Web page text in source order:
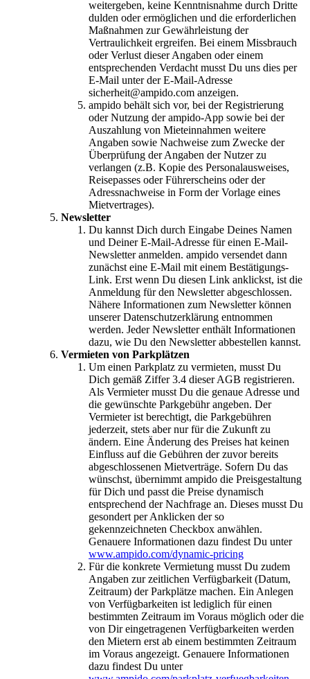
weitergeben, keine Kenntnisnahme durch Dritte
dulden oder ermöglichen und die erforderlichen
Maßnahmen zur Gewährleistung der
Vertraulichkeit ergreifen. Bei einem Missbrauch
oder Verlust dieser Angaben oder einem
entsprechenden Verdacht musst Du uns dies per
E-Mail unter der E-Mail-Adresse
sicherheit@ampido.com anzeigen.
ampido behält sich vor, bei der Registrierung
oder Nutzung der ampido-App sowie bei der
Auszahlung von Mieteinnahmen weitere
Angaben sowie Nachweise zum Zwecke der
Überprüfung der Angaben der Nutzer zu
verlangen (z.B. Kopie des Personalausweises,
Reisepasses oder Führerscheins oder der
Adressnachweise in Form der Vorlage eines
Mietvertrages).
Newsletter
Du kannst Dich durch Eingabe Deines Namen
und Deiner E-Mail-Adresse für einen E-Mail-
Newsletter anmelden. ampido versendet dann
zunächst eine E-Mail mit einem Bestätigungs-
Link. Erst wenn Du diesen Link anklickst, ist die
Anmeldung für den Newsletter abgeschlossen.
Nähere Informationen zum Newsletter können
unserer Datenschutzerklärung entnommen
werden. Jeder Newsletter enthält Informationen
dazu, wie Du den Newsletter abbestellen kannst.
Vermieten von Parkplätzen
Um einen Parkplatz zu vermieten, musst Du
Dich gemäß Ziffer 3.4 dieser AGB registrieren.
Als Vermieter musst Du die genaue Adresse und
die gewünschte Parkgebühr angeben. Der
Vermieter ist berechtigt, die Parkgebühren
jederzeit, stets aber nur für die Zukunft zu
ändern. Eine Änderung des Preises hat keinen
Einfluss auf die Gebühren der zuvor bereits
abgeschlossenen Mietverträge. Sofern Du das
wünschst, übernimmt ampido die Preisgestaltung
für Dich und passt die Preise dynamisch
entsprechend der Nachfrage an. Dieses musst Du
gesondert per Anklicken der so
gekennzeichneten Checkbox anwählen.
Genauere Informationen dazu findest Du unter
www.ampido.com/dynamic-pricing
Für die konkrete Vermietung musst Du zudem
Angaben zur zeitlichen Verfügbarkeit (Datum,
Zeitraum) der Parkplätze machen. Ein Anlegen
von Verfügbarkeiten ist lediglich für einen
bestimmten Zeitraum im Voraus möglich oder die
von Dir eingetragenen Verfügbarkeiten werden
den Mietern erst ab einem bestimmten Zeitraum
im Voraus angezeigt. Genauere Informationen
dazu findest Du unter